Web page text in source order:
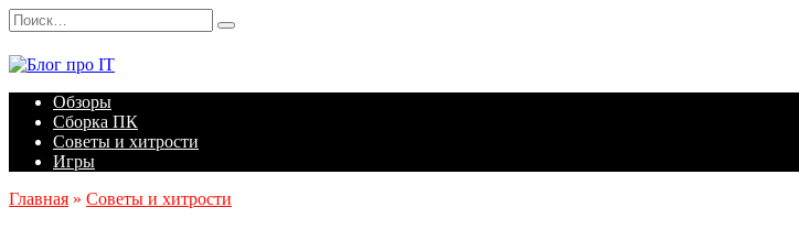
Перейти
к
содержанию
Search
for:
Обзоры
Сборка ПК
Советы и хитрости
Игры
Главная » Советы и хитрости